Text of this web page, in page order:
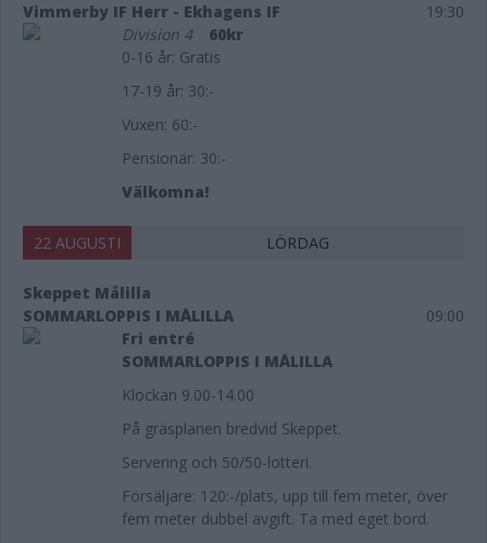
Vimmerby IF Herr - Ekhagens IF
19:30
Division 4
60kr
0-16 år: Gratis
17-19 år: 30:-
Vuxen: 60:-
Pensionär: 30:-
Välkomna!
22 AUGUSTI LÖRDAG
Skeppet Målilla
SOMMARLOPPIS I MÅLILLA
09:00
Fri entré
SOMMARLOPPIS I MÅLILLA
Klockan 9.00-14.00
På gräsplanen bredvid Skeppet.
Servering och 50/50-lotteri.
Försäljare: 120:-/plats, upp till fem meter, över
fem meter dubbel avgift. Ta med eget bord.